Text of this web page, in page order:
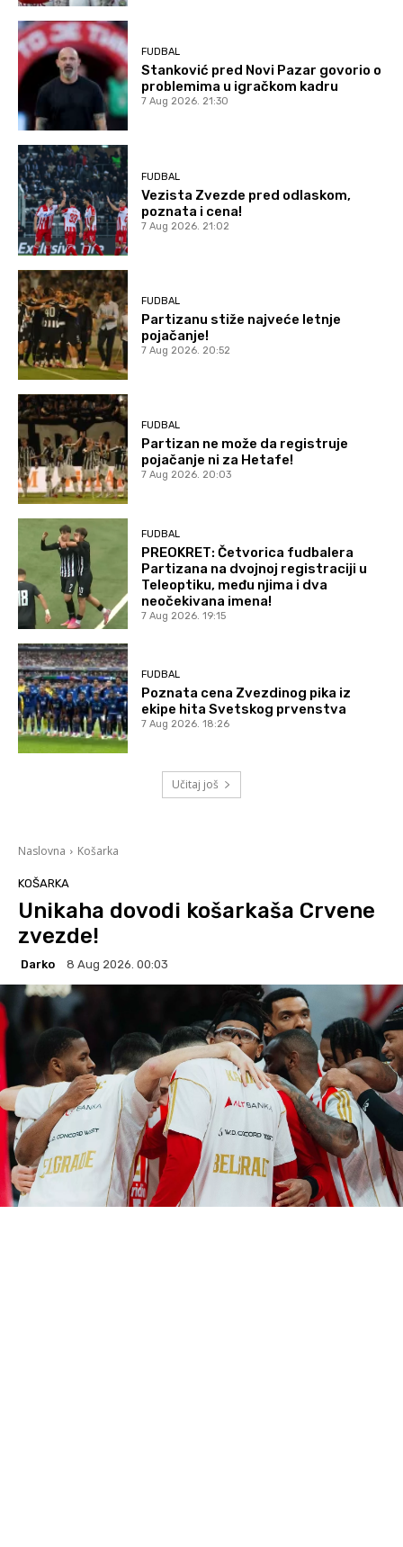
FUDBAL
Stanković pred Novi Pazar govorio o
problemima u igračkom kadru
7 Aug 2026. 21:30
FUDBAL
Vezista Zvezde pred odlaskom,
poznata i cena!
7 Aug 2026. 21:02
FUDBAL
Partizanu stiže najveće letnje
pojačanje!
7 Aug 2026. 20:52
FUDBAL
Partizan ne može da registruje
pojačanje ni za Hetafe!
7 Aug 2026. 20:03
FUDBAL
PREOKRET: Četvorica fudbalera
Partizana na dvojnoj registraciji u
Teleoptiku, među njima i dva
neočekivana imena!
7 Aug 2026. 19:15
FUDBAL
Poznata cena Zvezdinog pika iz
ekipe hita Svetskog prvenstva
7 Aug 2026. 18:26
Učitaj još